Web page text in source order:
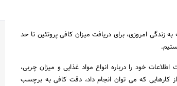
زندگی امروزی، برای دریافت میزان کافی پروتئین تا حد
خود را درباره انواع مواد غذایی و میزان چربی،
کارهایی که می توان انجام داد، دقت کافی به برچسب